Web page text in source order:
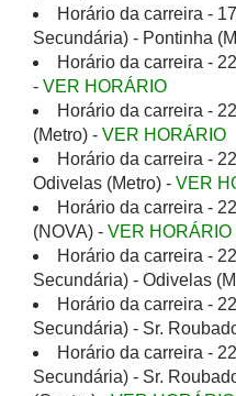
Horário da carreira -
Secundária) - Pontinha
Horário da carreira -
- VER HORÁRIO
Horário da carreira -
(Metro) - VER HORÁRIO
Horário da carreira -
Odivelas (Metro) - VER
Horário da carreira -
(NOVA) - VER HORÁRIO
Horário da carreira -
Secundária) - Odivelas
Horário da carreira -
Secundária) - Sr.
Horário da carreira -
Secundária) - Sr.